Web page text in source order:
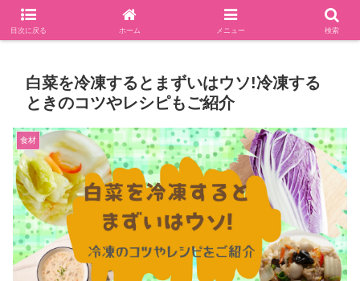
食べることが大好きな主婦ブログ
白菜を冷凍するとまずいはウソ!冷凍する
ときのコツやレシピもご紹介
食材
目次に戻る ホーム メニュー 検索